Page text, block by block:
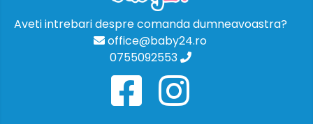
Aveti intrebari despre comanda dumneavoastra?
office@baby24.ro
0755092553